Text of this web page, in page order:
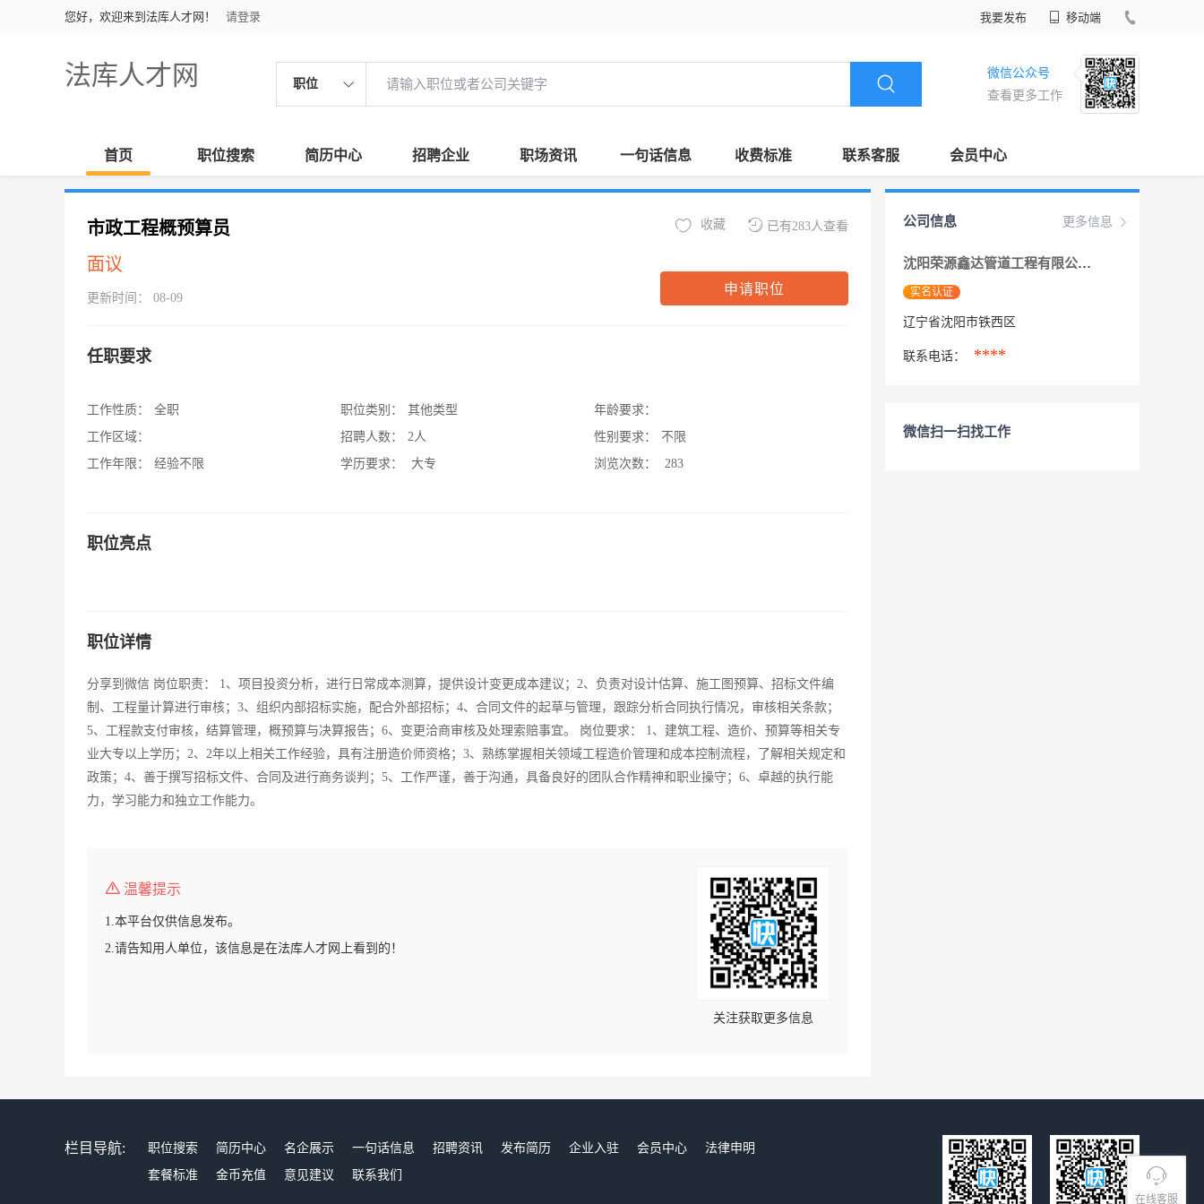
您好，欢迎来到法库人才网！ 请登录 我要发布 移动端
法库人才网 职位
微信公众号
查看更多工作
首页 职位搜索 简历中心 招聘企业 职场资讯 一句话信息 收费标准 联系客服 会员中心
在线客服
市政工程概预算员
面议
更新时间： 08-09
已有283人查看
收藏
申请职位
任职要求
工作性质：
全职
工作区域：
工作年限：
经验不限
职位类别：
其他类型
招聘人数：
2人
学历要求：
大专
年龄要求：
性别要求：
不限
浏览次数：
283
职位亮点
职位详情
分享到微信 岗位职责： 1、项目投资分析，进行日常成本测算，提供设计变更成本建议；2、负责对设计估算、施工图预算、招标文件编
制、工程量计算进行审核；3、组织内部招标实施，配合外部招标；4、合同文件的起草与管理，跟踪分析合同执行情况，审核相关条款；
5、工程款支付审核，结算管理，概预算与决算报告；6、变更洽商审核及处理索赔事宜。 岗位要求： 1、建筑工程、造价、预算等相关专
业大专以上学历；2、2年以上相关工作经验，具有注册造价师资格；3、熟练掌握相关领域工程造价管理和成本控制流程，了解相关规定和
政策；4、善于撰写招标文件、合同及进行商务谈判；5、工作严谨，善于沟通，具备良好的团队合作精神和职业操守；6、卓越的执行能
力，学习能力和独立工作能力。
温馨提示
1.本平台仅供信息发布。
2.请告知用人单位，该信息是在法库人才网上看到的！
关注获取更多信息
更多信息
公司信息
沈阳荣源鑫达管道工程有限公司
实名认证
辽宁省沈阳市铁西区
联系电话： ****
微信扫一扫找工作
栏目导航: 职位搜索 简历中心 名企展示 一句话信息 招聘资讯 发布简历 企业入驻 会员中心
法律申明
套餐标准
金币充值 意见建议 联系我们